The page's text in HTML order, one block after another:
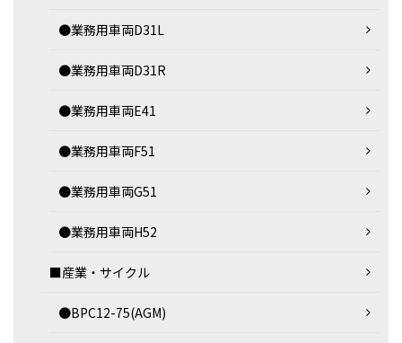
●業務用車両D31L
●業務用車両D31R
●業務用車両E41
●業務用車両F51
●業務用車両G51
●業務用車両H52
■産業・サイクル
●BPC12-75(AGM)